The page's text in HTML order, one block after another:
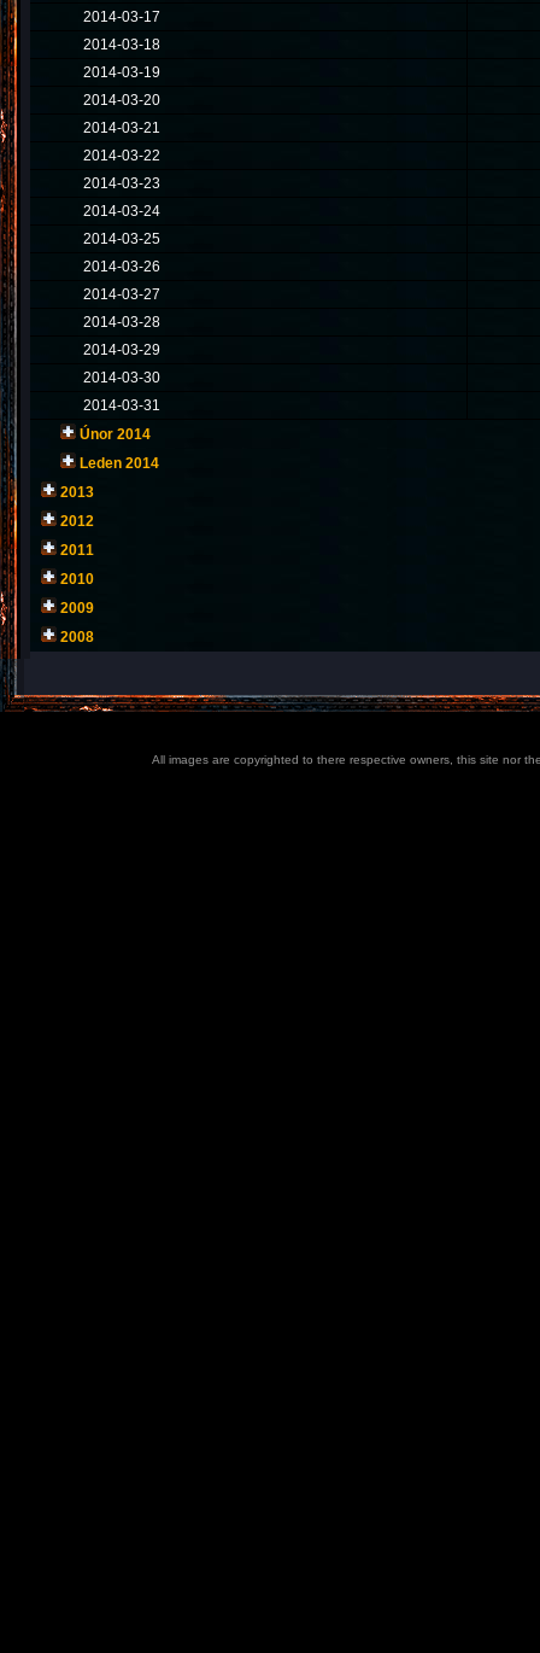
2014-03-17
2014-03-18
2014-03-19
2014-03-20
2014-03-21
2014-03-22
2014-03-23
2014-03-24
2014-03-25
2014-03-26
2014-03-27
2014-03-28
2014-03-29
2014-03-30
2014-03-31
Únor 2014
Leden 2014
2013
2012
2011
2010
2009
2008
All images are copyrighted to there respective owners, this site nor